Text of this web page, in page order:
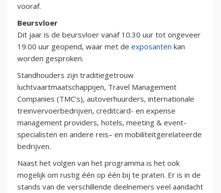
vooraf.
Beursvloer
Dit jaar is de beursvloer vanaf 10.30 uur tot ongeveer
19.00 uur geopend, waar met de exposanten kan
worden gesproken.
Standhouders zijn traditiegetrouw
luchtvaartmaatschappijen, Travel Management
Companies (TMC’s), autoverhuurders, internationale
treinvervoerbedrijven, creditcard- en expense
management providers, hotels, meeting & event-
specialisten en andere reis– en mobiliteitgerelateerde
bedrijven.
Naast het volgen van het programma is het ook
mogelijk om rustig één op één bij te praten. Er is in de
stands van de verschillende deelnemers veel aandacht